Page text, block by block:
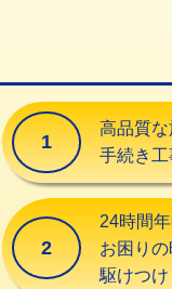
交換・取付（タン
交換・取付(単水栓
式）)
交換・取付(混合水
式・ワンホール）)
交換・取付(排水栓
1
高品質
手続き工
2
24時間
お困り
駆けつけ